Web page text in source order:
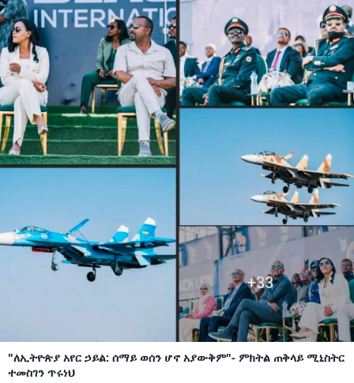
"ለኢትዮጵያ አየር ኃይል: ሰማይ ወሰን ሆኖ አያውቅም"- ምክትል ጠቅላይ ሚኒስትር
ተመስገን ጥሩነህ